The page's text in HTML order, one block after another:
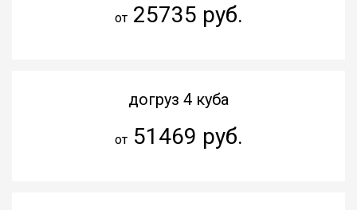
от25735 руб.
догруз 4 куба
от51469 руб.